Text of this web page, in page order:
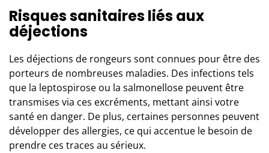
Risques sanitaires liés aux
déjections
Les déjections de rongeurs sont connues pour être des
porteurs de nombreuses maladies. Des infections tels
que la leptospirose ou la salmonellose peuvent être
transmises via ces excréments, mettant ainsi votre
santé en danger. De plus, certaines personnes peuvent
développer des allergies, ce qui accentue le besoin de
prendre ces traces au sérieux.